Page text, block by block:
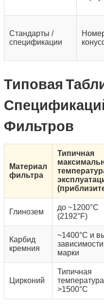
Стандарты /
спецификации
Типовая
Фильтров
Материал
фильтра
Типичная
Глинозем
до ~1200°C
(2192°F)
Карбид
кремния
~1400°C и
марки
Цирконий
Типичная
температура
>1500°C